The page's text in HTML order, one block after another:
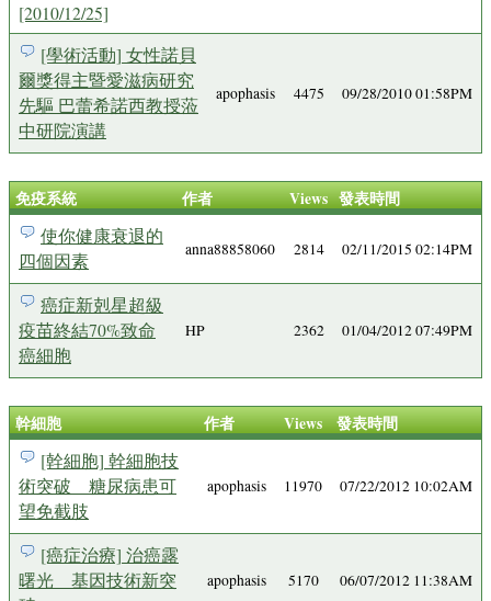
[2010/12/25]
[學術活動] 女性諾貝
爾獎得主暨愛滋病研究
先驅 巴蕾希諾西教授蒞
中研院演講
apophasis 4475 09/28/2010 01:58PM
免疫系統 作者 Views 發表時間
使你健康衰退的
四個因素
anna88858060 2814 02/11/2015 02:14PM
癌症新剋星超級
疫苗終結70%致命
癌細胞
HP 2362 01/04/2012 07:49PM
幹細胞 作者 Views 發表時間
[幹細胞] 幹細胞技
術突破 糖尿病患可
望免截肢
apophasis 11970 07/22/2012 10:02AM
[癌症治療] 治癌露
曙光 基因技術新突
apophasis 5170 06/07/2012 11:38AM